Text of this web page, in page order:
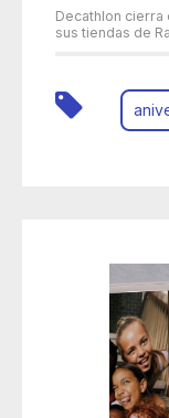
Decathlon
sus tiendas de